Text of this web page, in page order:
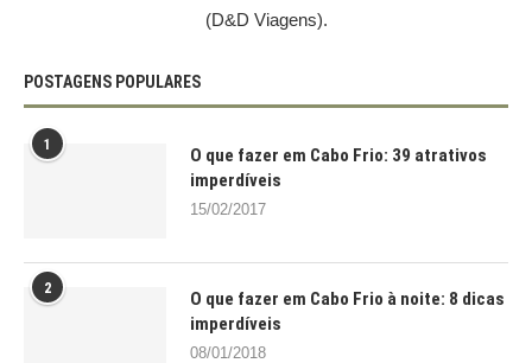
(D&D Viagens).
POSTAGENS POPULARES
1
O que fazer em Cabo Frio: 39 atrativos
imperdíveis
15/02/2017
2
O que fazer em Cabo Frio à noite: 8 dicas
imperdíveis
08/01/2018